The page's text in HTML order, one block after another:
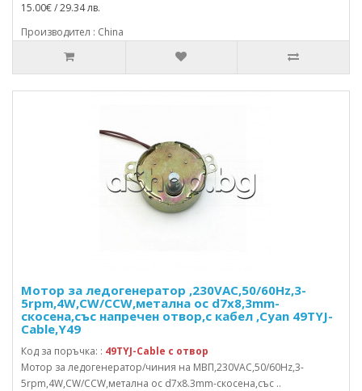
15.00€ / 29.34 лв.
Производител : China
Мотор за ледогенератор ,230VAC,50/60Hz,3-
5rpm,4W,CW/CCW,метална ос d7x8,3mm-
скосена,със напречен отвор,с кабел ,Cyan 49TYJ-
Cable,Y49
Код за поръчка: : 49TYJ-Cable с отвор
Мотор за ледогенератор/чиния на МВП,230VAC,50/60Hz,3-
5rpm,4W,CW/CCW,метална ос d7x8.3mm-скосена,със ..